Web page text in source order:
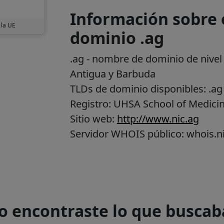
UE
Información sobre
dominio .ag
.ag - nombre de dominio de
Antigua y Barbuda
TLDs de dominio disponibles: .ag
Registro: UHSA School of
Sitio web: http://www.nic.ag
Servidor WHOIS público:
encontraste lo que